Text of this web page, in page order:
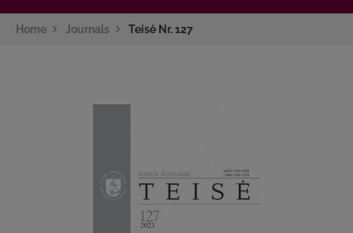
Home Journals Teisė Nr. 127